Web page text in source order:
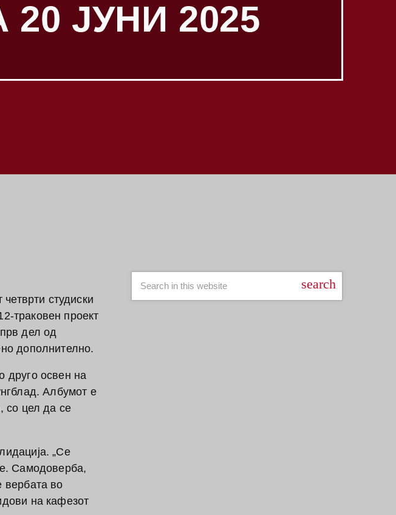
ЈУНИ 2025
студиски
траковен проект
дел од
дополнително.
друго освен на
Албумот е
со цел да се
„Се
Самодоверба,
вербата во
на кафезот
search